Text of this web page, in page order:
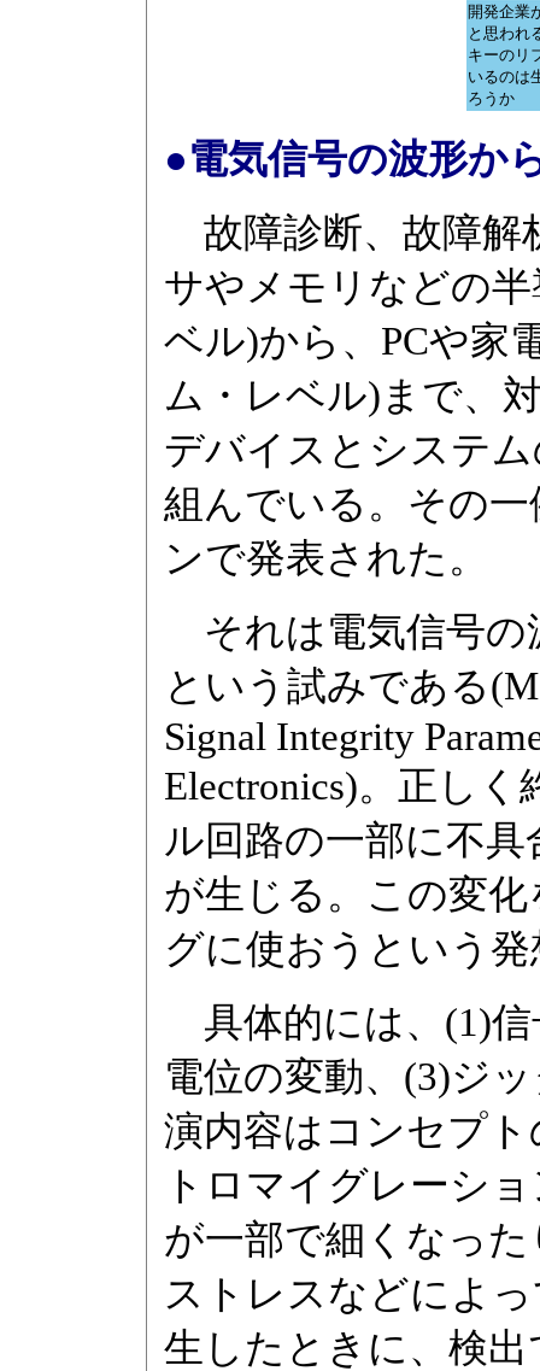
開発企業
と思われ
キーのリ
いるのは
ろうか
●電気信号の波形か
故障診断、故障解
サやメモリなどの
ベル)から、PCや家
ム・レベル)まで、
デバイスとシステ
組んでいる。その
ンで発表された。
それは電気信号の
という試みである
Signal Integrity
Electronics)。正し
ル回路の一部に不
が生じる。この変
グに使おうという
具体的には、(1)信
電位の変動、(3)ジ
演内容はコンセプ
トロマイグレーシ
が一部で細くなっ
ストレスなどによ
生したときに、検